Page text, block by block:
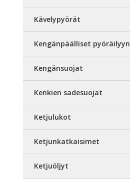
Kävelypyörät
Kengänpäälliset pyöräilyyn
Kengänsuojat
Kenkien sadesuojat
Ketjulukot
Ketjunkatkaisimet
Ketjuöljyt